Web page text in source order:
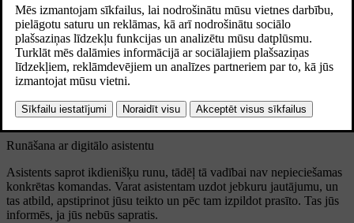
tādus uzdevumus kā meklēšana internetā un laika prognožu
iegūšana. Varat arī izmantot balsi, lai mijiedarbotos ar automašīnu un
vadītu vairākas tās funkcijas, tostarp šādas:
Multivides atskaņotājs
Tālrunis
Navigācija
Klimata kontrole
Runāšana ar digitālo asistentu
Asistents saprot ikdienišķu runu, tādēļ tā vadībai nav nepieciešamas
konkrētas komandas. Varat asistentam uzdot jebkuru jautājumu, un
tas atbild, apstiprinot jūsu teikto un pēc tam izpildot prasīto. Tas jūs
informēs, ja jūs nebūs sapratis.